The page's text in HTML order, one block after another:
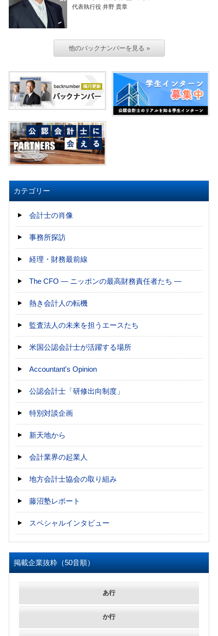
代表執行役 井野 貴章
他のバックナンバーを見る »
カテゴリー
会計士の肖像
事務所探訪
経理・財務最前線
The CFO ― ニッポンの最高財務責任者たち ―
熱き会計人の転機
監査法人の未来を担うエースたち
米国公認会計士が活躍する場所
Accountant's Opinion
公認会計士「研修出向制度」
特別対談企画
新天地から
会計業界の起業人
地方会計士協会の取り組み
藤沼塾レポート
スペシャルインタビュー
掲載企業抜粋（50音順）
あ行
か行